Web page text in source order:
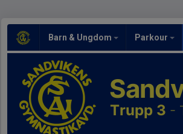
Barn & Ungdom Parkour
Trupp 3 -